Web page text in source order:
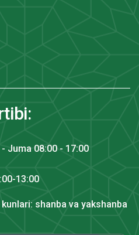
Juma 08:00 - 17:00
13:00
shanba va yakshanba